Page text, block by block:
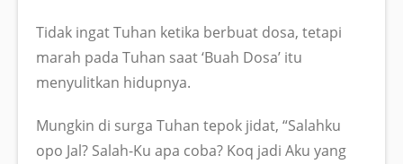
Tidak ingat Tuhan ketika berbuat dosa, tetapi
marah pada Tuhan saat ‘Buah Dosa’ itu
menyulitkan hidupnya.
Mungkin di surga Tuhan tepok jidat, “Salahku
opo Jal? Salah-Ku apa coba? Koq jadi Aku yang